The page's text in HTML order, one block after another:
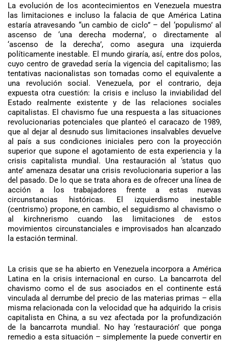
La evolución de los acontecimientos en Venezuela muestra
las limitaciones e incluso la falacia de que América Latina
estaría atravesando “un cambio de ciclo” – del ‘populismo’ al
ascenso de ‘una derecha moderna’, o directamente al
‘ascenso de la derecha’, como asegura una izquierda
políticamente inestable. El mundo giraría, así, entre dos polos,
cuyo centro de gravedad sería la vigencia del capitalismo; las
tentativas nacionalistas son tomadas como el equivalente a
una revolución social. Venezuela, por el contrario, deja
expuesta otra cuestión: la crisis e incluso la inviabilidad del
Estado realmente existente y de las relaciones sociales
capitalistas. El chavismo fue una respuesta a las situaciones
revolucionarias potenciales que planteó el caracazo de 1989,
que al dejar al desnudo sus limitaciones insalvables devuelve
al país a sus condiciones iniciales pero con la proyección
superior que supone el agotamiento de esta experiencia y la
crisis capitalista mundial. Una restauración al ‘status quo
ante’ amenaza desatar una crisis revolucionaria superior a las
del pasado. De lo que se trata ahora es de ofrecer una línea de
acción a los trabajadores frente a estas nuevas
circunstancias históricas. El izquierdismo inestable
(centrismo) propone, en cambio, el seguidismo al chavismo o
al kirchnerismo cuando las limitaciones de estos
movimientos circunstanciales e improvisados han alcanzado
la estación terminal.
La crisis que se ha abierto en Venezuela incorpora a América
Latina en la crisis internacional en curso. La bancarrota del
chavismo como el de sus asociados en el continente está
vinculada al derrumbe del precio de las materias primas – ella
misma relacionada con la velocidad que ha adquirido la crisis
capitalista en China, a su vez afectada por la profundización
de la bancarrota mundial. No hay ‘restauración’ que ponga
remedio a esta situación – simplemente la puede convertir en